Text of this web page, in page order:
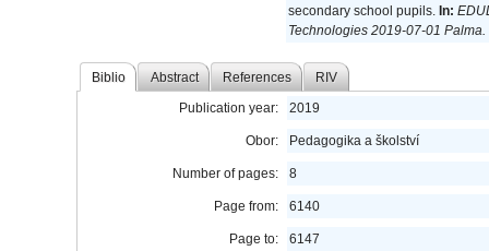
secondary school pupils. In:
Technologies 2019-07-01 Palma.
Biblio Abstract References RIV
Publication year: 2019
Obor: Pedagogika a školství
Number of pages: 8
Page from: 6140
Page to: 6147